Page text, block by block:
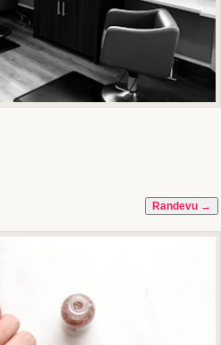
Randevu →